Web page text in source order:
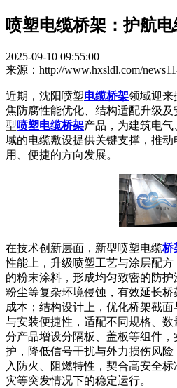
喷塑电缆桥架：护航
2025-09-10 09:55:00
来源：http://www.hxsldl.com/
近期，沈阳喷塑电缆桥架领域迎来
焦防腐性能优化、结构适配升级
型喷塑电缆桥架产品，为建筑电
域的电缆敷设提供关键支撑，推
用、便捷的方向发展。
在技术创新层面，新型喷塑电缆桥
性能上，升级喷塑工艺与涂层配
的粉末涂料，形成均匀致密的防护
粉尘等复杂环境侵蚀，有效延长
成本；结构设计上，优化桥架截
与安装便捷性，适配不同规格、
分产品增设分隔板、盖板等组件
护，降低信号干扰与外力损伤风
入防火、阻燃特性，契合高安全
灾等突发情况下的稳定运行。